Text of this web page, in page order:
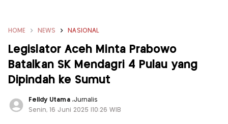
HOME NEWS NASIONAL
Legislator Aceh Minta Prabowo
Batalkan SK Mendagri 4 Pulau yang
Dipindah ke Sumut
Felldy Utama ,Jurnalis
Senin, 16 Juni 2025 |10:26 WIB